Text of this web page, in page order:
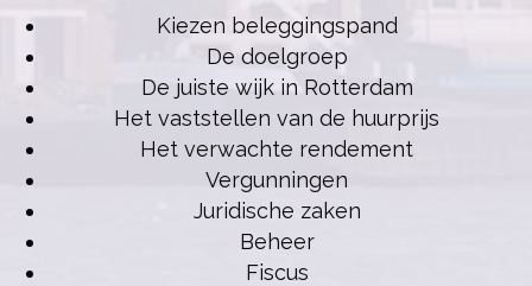
Kiezen beleggingspand
De doelgroep
De juiste wijk in Rotterdam
Het vaststellen van de huurprijs
Het verwachte rendement
Vergunningen
Juridische zaken
Beheer
Fiscus